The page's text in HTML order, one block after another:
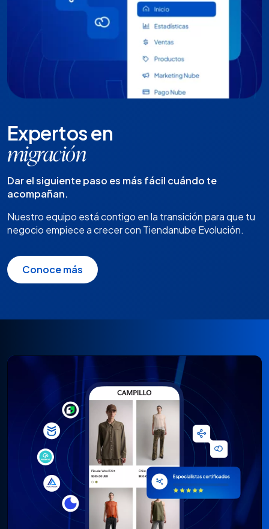
Expertos en
migración
Dar el siguiente paso es más fácil cuándo te
acompañan.
Nuestro equipo está contigo en la transición para que tu
negocio empiece a crecer con Tiendanube Evolución.
Conoce más